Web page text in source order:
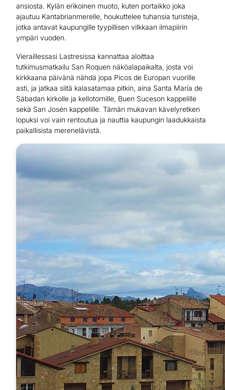
ansiosta. Kylän erikoinen muoto, kuten portaikko joka
ajautuu Kantabrianmerelle, houkuttelee tuhansia turisteja,
jotka antavat kaupungille tyypillisen vilkkaan ilmapiirin
ympäri vuoden.
Vieraillessasi Lastresissa kannattaa aloittaa
tutkimusmatkailu San Roquen näköalapaikalta, josta voi
kirkkaana päivänä nähdä jopa Picos de Europan vuorille
asti, ja jatkaa siitä kalasatamaa pitkin, aina Santa María de
Sábadan kirkolle ja kellotornille, Buen Suceson kappelille
sekä San Josén kappelille. Tämän mukavan kävelyretken
lopuksi voi vain rentoutua ja nauttia kaupungin laadukkaista
paikallisista merenelävistä.